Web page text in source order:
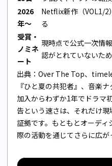
2026
年〜
Netflix新作（VOL1/2
る
受賞・
ノミネ
ート
現時点で公式一次情
認がとれていないた
出典： Over The Top、
『ひと夏の共犯者』 、 音楽ナ
加入からわずか1年でドラ
告という速さは、それだけ
証拠です。もともとオーデ
際の活動を通じてさらに広が